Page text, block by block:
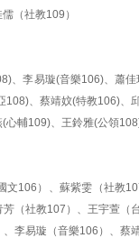
（社教109）
、李易璇(音樂106)、蕭
、蔡靖妏(特教106)
輔109)、王鈴雅(公領
106）、蘇紫雯（社教
（社教107）、王宇萱
李易璇（音樂106）、